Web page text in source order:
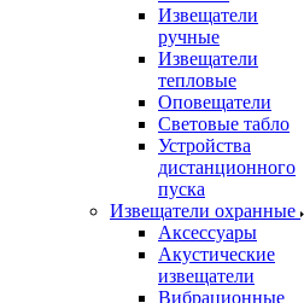
Извещатели
ручные
Извещатели
тепловые
Оповещатели
Световые табло
Устройства
дистанционного
пуска
Извещатели охранные
Аксессуары
Акустические
извещатели
Вибрационные